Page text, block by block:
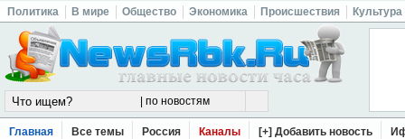
Политика В мире Общество Экономика Происшествия Культура
Главная Все темы Россия Каналы [+] Добавить новость